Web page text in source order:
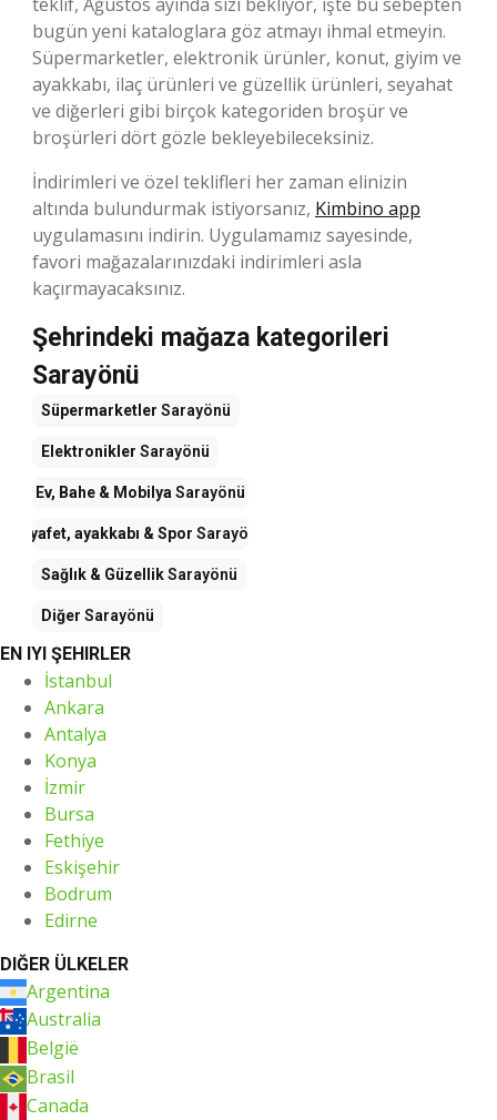
bugün yeni kataloglara göz atmayı ihmal etmeyin.
Süpermarketler, elektronik ürünler, konut, giyim ve
ayakkabı, ilaç ürünleri ve güzellik ürünleri, seyahat
ve diğerleri gibi birçok kategoriden broşür ve
broşürleri dört gözle bekleyebileceksiniz.
İndirimleri ve özel teklifleri her zaman elinizin
altında bulundurmak istiyorsanız, Kimbino app
uygulamasını indirin. Uygulamamız sayesinde,
favori mağazalarınızdaki indirimleri asla
kaçırmayacaksınız.
Şehrindeki mağaza kategorileri
Sarayönü
Süpermarketler Sarayönü
Elektronikler Sarayönü
Ev, Bahe & Mobilya Sarayönü
Kıyafet, ayakkabı & Spor Sarayönü
Sağlık & GüzellikSarayönü
Diğer Sarayönü
EN IYI ŞEHIRLER
İstanbul
Ankara
Antalya
Konya
İzmir
Bursa
Fethiye
Eskişehir
Bodrum
Edirne
DIĞER ÜLKELER
Argentina
Australia
België
Brasil
Canada